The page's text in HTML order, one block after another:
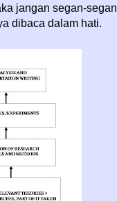
jangan segan-segan
dibaca dalam hati.